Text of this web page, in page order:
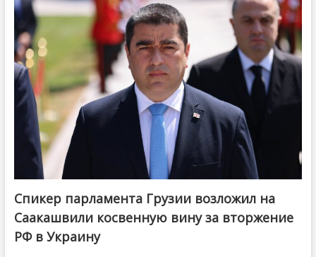
Спикер парламента Грузии возложил на
Саакашвили косвенную вину за вторжение
РФ в Украину